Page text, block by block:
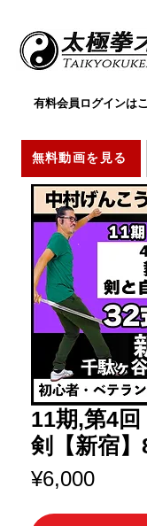
無料動画を見る
有料会員ログインは
11期,第4
剣【新宿
¥6,000Price